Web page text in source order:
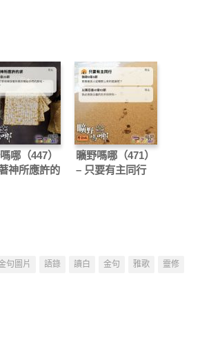
哪（447）
神所應許的
曠野嗎哪（471）
– 只要有主同行
句圖片 語錄 讀白 金句 雅歌
靈修